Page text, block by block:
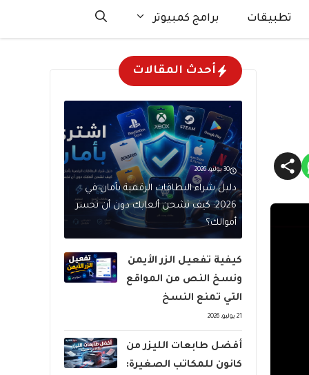
تطبيقات برامج كمبيوتر
أحدث المقالات
30 يوليو، 2026
دليل شراء البطاقات الرقمية بأمان في
2026: كيف تشحن ألعابك دون أن تخسر
أموالك؟
كيفية تفعيل الزر الأيمن
ونسخ النص من المواقع
التي تمنع النسخ
21 يوليو، 2026
أفضل طابعات الليزر من
كانون للمكاتب الصغيرة: